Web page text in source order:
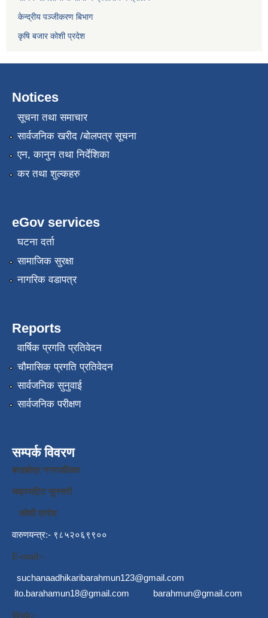
केन्द्रीय पञ्जीकरण बिभाग
कृषि बजार कोशी प्रदेश
Notices
सूचना तथा समाचार
सार्वजनिक खरीद /बोलपत्र सूचना
एन, कानुन तथा निर्देशिका
कर तथा शुल्कहरु
eGov services
घटना दर्ता
सामाजिक सुरक्षा
नागरिक वडापत्र
Reports
वार्षिक प्रगति प्रतिवेदन
चौमासिक प्रगति प्रतिवेदन
सार्वजनिक सुनुवाई
सार्वजनिक परीक्षण
सम्पर्क विवरण
बराहक्षेत्र नगरपालिका
चक्रघट्टि सुनसरी
कोशी प्रदेश
वारुणयन्त्र:- ९८५२०६९९००
E-mail:-
suchanaadhikaribarahmun123@gmail.com
ito.barahamun18@gmail.com
barahmun@gmail.com
Web:-